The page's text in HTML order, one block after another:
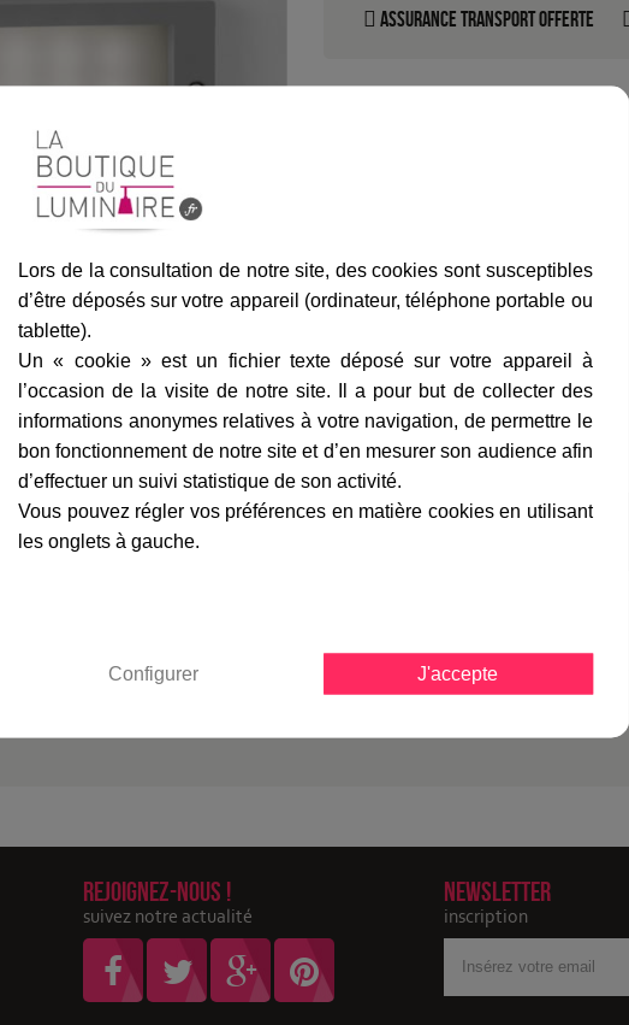
Assurance transport offerte
marque
Garantie :
Rejoignez-nous !
suivez notre actualité
Newsletter
inscription
adresse
Lors de la consultation de notre site, des cookies sont susceptibles
d’être déposés sur votre appareil (ordinateur, téléphone portable ou
tablette).
Un « cookie » est un fichier texte déposé sur votre appareil à
l’occasion de la visite de notre site. Il a pour but de collecter des
informations anonymes relatives à votre navigation, de permettre le
bon fonctionnement de notre site et d’en mesurer son audience afin
d’effectuer un suivi statistique de son activité.
Vous pouvez régler vos préférences en matière cookies en utilisant
les onglets à gauche.
Configurer J'accepte